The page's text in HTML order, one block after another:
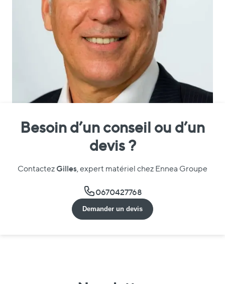
Besoin d’un conseil ou d’un
devis ?
Contactez Gilles, expert matériel chez Ennea Groupe
0670427768
Demander un devis